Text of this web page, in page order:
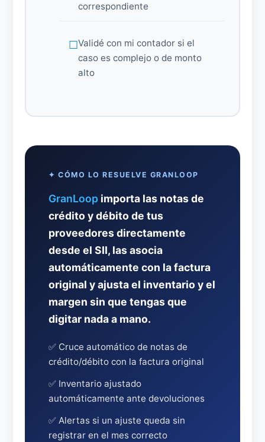
correspondiente
Validé con mi contador si el
caso es complejo o de monto
alto
✦ CÓMO LO RESUELVE GRANLOOP
GranLoop importa las notas de
crédito y débito de tus
proveedores directamente
desde el SII, las asocia
automáticamente con la factura
original y ajusta el inventario y el
margen sin que tengas que
digitar nada a mano.
✅ Cruce automático de notas de
crédito/débito con la factura original
✅ Inventario ajustado
automáticamente ante devoluciones
✅ Alertas si un ajuste queda sin
registrar en el mes correcto